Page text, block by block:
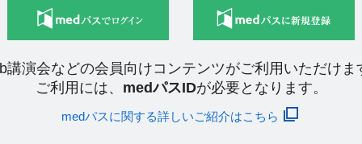
講演会などの会員向けコンテンツがご利用いただけま
ご利用には、 medパスIDが必要となります。
medパスに関する詳しいご紹介はこちら